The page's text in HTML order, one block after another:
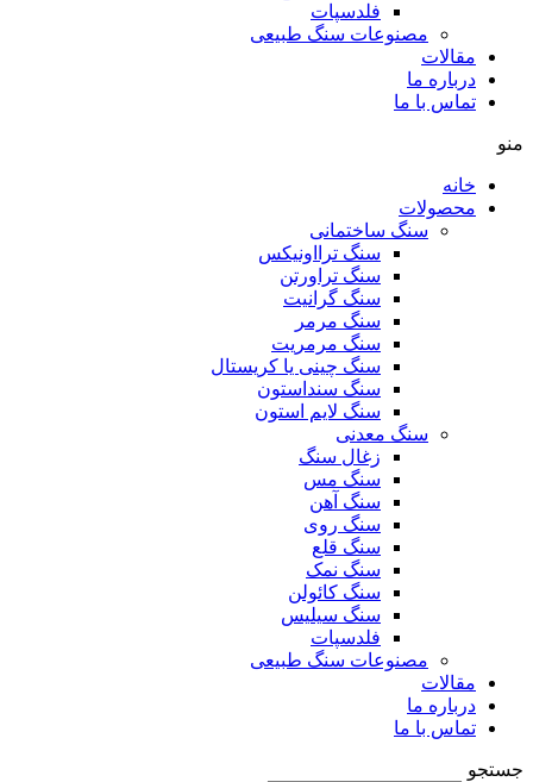
فلدسپات
مصنوعات سنگ طبیعی
مقالات
درباره ما
تماس با ما
منو
خانه
محصولات
سنگ ساختمانی
سنگ ترااونیکس
سنگ تراورتن
سنگ گرانیت
سنگ مرمر
سنگ مرمریت
سنگ چینی یا کریستال
سنگ سنداستون
سنگ لایم استون
سنگ معدنی
زغال سنگ
سنگ مس
سنگ آهن
سنگ روی
سنگ قلع
سنگ نمک
سنگ کائولن
سنگ سیلیس
فلدسپات
مصنوعات سنگ طبیعی
مقالات
درباره ما
تماس با ما
جستجو